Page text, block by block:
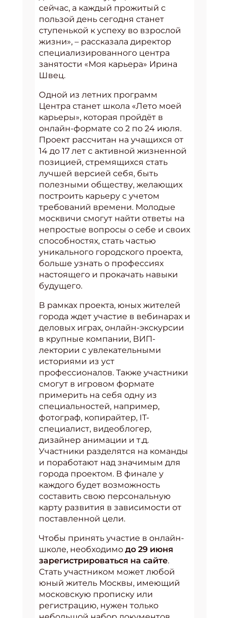
сейчас, а каждый прожитый с
пользой день сегодня станет
ступенькой к успеху во взрослой
жизни», – рассказала директор
специализированного центра
занятости «Моя карьера» Ирина
Швец.
Одной из летних программ
Центра станет школа «Лето моей
карьеры», которая пройдёт в
онлайн-формате со 2 по 24 июля.
Проект рассчитан на учащихся от
14 до 17 лет с активной жизненной
позицией, стремящихся стать
лучшей версией себя, быть
полезными обществу, желающих
построить карьеру с учетом
требований времени. Молодые
москвичи смогут найти ответы на
непростые вопросы о себе и своих
способностях, стать частью
уникального городского проекта,
больше узнать о профессиях
настоящего и прокачать навыки
будущего.
В рамках проекта, юных жителей
города ждет участие в вебинарах и
деловых играх, онлайн-экскурсии
в крупные компании, ВИП-
лектории с увлекательными
историями из уст
профессионалов. Также участники
смогут в игровом формате
примерить на себя одну из
специальностей, например,
фотограф, копирайтер, IT-
специалист, видеоблогер,
дизайнер анимации и т.д.
Участники разделятся на команды
и поработают над значимым для
города проектом. В финале у
каждого будет возможность
составить свою персональную
карту развития в зависимости от
поставленной цели.
Чтобы принять участие в онлайн-
школе, необходимо до 29 июня
зарегистрироваться на сайте.
Стать участником может любой
юный житель Москвы, имеющий
московскую прописку или
регистрацию, нужен только